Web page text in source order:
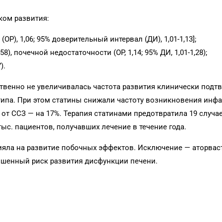
развития:
1,06; 95% доверительный интервал (ДИ), 1,01-1,13];
почечной недостаточности (ОР, 1,14; 95% ДИ, 1,01-1,28);
не увеличивалась частота развития клинически
При этом статины снижали частоту возникновения
ССЗ — на 17%. Терапия статинами предотвратила 19
пациентов, получавших лечение в течение года.
на развитие побочных эффектов. Исключение —
риск развития дисфункции печени.